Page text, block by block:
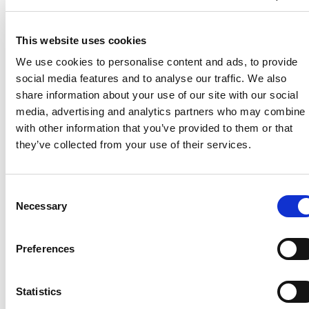
This website uses cookies
We use cookies to personalise content and ads, to provide
social media features and to analyse our traffic. We also
share information about your use of our site with our social
media, advertising and analytics partners who may combine
with other information that you’ve provided to them or that
they’ve collected from your use of their services.
Selection
Necessary
Preferences
Statistics
Werkboekles
In deze les ontdek je wie jou kan helpen. Dat is
op?